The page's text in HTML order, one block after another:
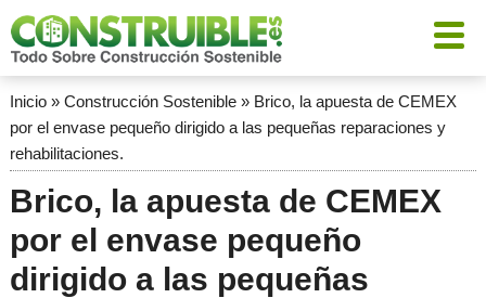
Inicio» Construcción Sostenible» Brico, la apuesta de CEMEX
por el envase pequeño dirigido a las pequeñas reparaciones y
rehabilitaciones.
Brico, la apuesta de CEMEX
por el envase pequeño
dirigido a las pequeñas